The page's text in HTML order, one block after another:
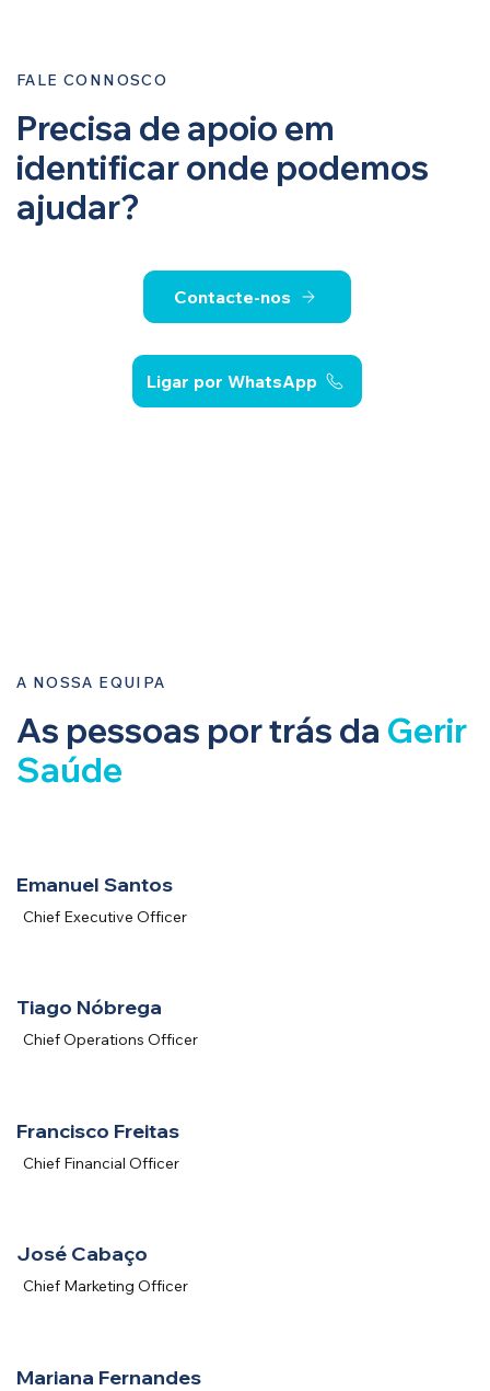
FALE CONNOSCO
Precisa de apoio em
identificar onde podemos
ajudar?
Contacte-nos
Ligar por WhatsApp
A NOSSA EQUIPA
As pessoas por trás da Gerir
Saúde
Emanuel Santos
Chief Executive Officer
Tiago Nóbrega
Chief Operations Officer
Francisco Freitas
Chief Financial Officer
José Cabaço
Chief Marketing Officer
Mariana Fernandes